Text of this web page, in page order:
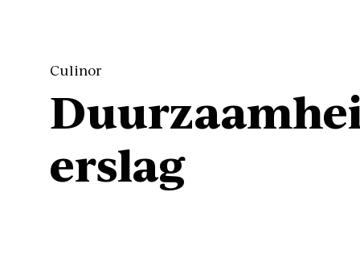
Culinor
erslag